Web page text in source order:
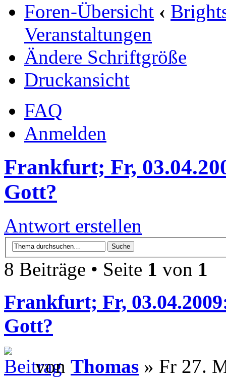
Foren-Übersicht ‹
Veranstaltungen
Ändere Schriftgröße
Druckansicht
FAQ
Anmelden
Frankfurt; Fr,
Gott?
Antwort erstellen
8 Beiträge • Seite 1 von 1
Frankfurt; Fr,
Gott?
von Thomas » Fr 27.